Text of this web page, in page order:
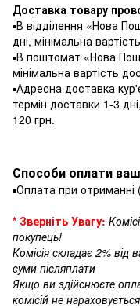
Доставка товару
▪️В відділення «Нова
дні, мінімальна
▪️В поштомат «Нова
мінімальна вартість
▪️Адресна доставка
термін доставки 1-3
120 грн.
Способи оплати
▪️Оплата при отриманні
* Зверніть Увагу:
покупець!
Комісія складає 2% від
суми післяплати
Якщо ви здійснюєте
комісій не нараховується